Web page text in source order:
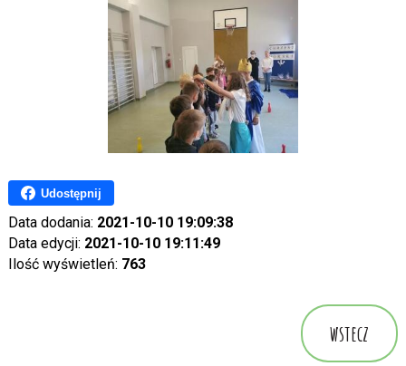
Udostępnij
Data dodania: 2021-10-10 19:09:38
Data edycji: 2021-10-10 19:11:49
Ilość wyświetleń: 763
wstecz